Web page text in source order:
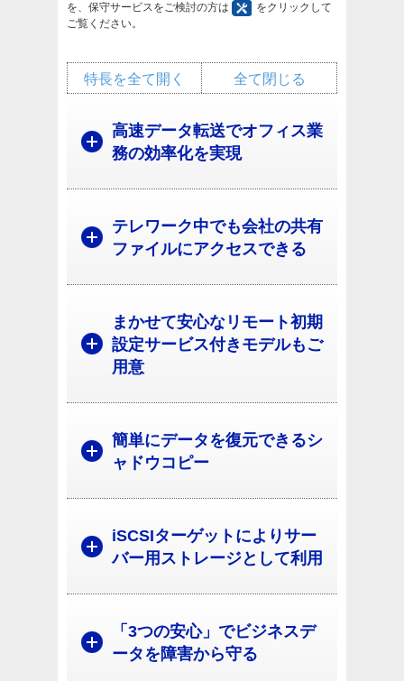
を、保守サービスをご検討の方は
をクリックして
ご覧ください。
全て閉じる
特長を全て開く
高速データ転送でオフィス業
務の効率化を実現
テレワーク中でも会社の共有
ファイルにアクセスできる
まかせて安心なリモート初期
設定サービス付きモデルもご
用意
簡単にデータを復元できるシ
ャドウコピー
iSCSIターゲットによりサー
バー用ストレージとして利用
「3つの安心」でビジネスデ
ータを障害から守る